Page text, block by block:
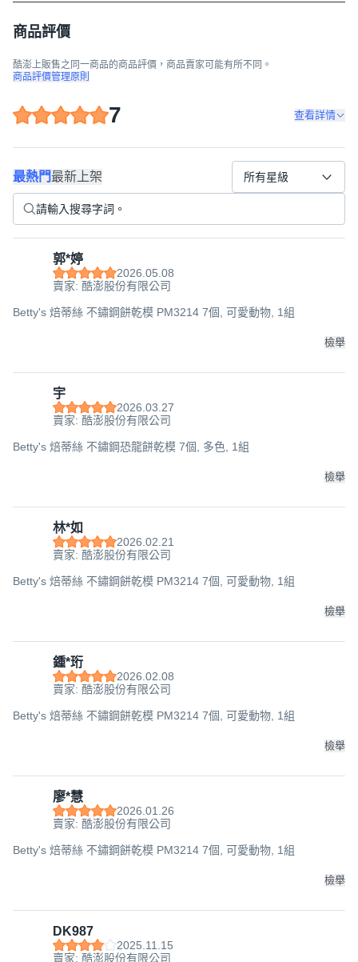
商品評價
酷澎上販售之同一商品的商品評價，商品賣家可能有所不同。
商品評價管理原則
7 查看詳情
最熱門最新上架 所有星級
郭*婷
2026.05.08
賣家: 酷澎股份有限公司
Betty's 焙蒂絲 不鏽鋼餅乾模 PM3214 7個, 可愛動物, 1組
檢舉
宇
2026.03.27
賣家: 酷澎股份有限公司
Betty's 焙蒂絲 不鏽鋼恐龍餅乾模 7個, 多色, 1組
檢舉
林*如
2026.02.21
賣家: 酷澎股份有限公司
Betty's 焙蒂絲 不鏽鋼餅乾模 PM3214 7個, 可愛動物, 1組
檢舉
鍾*珩
2026.02.08
賣家: 酷澎股份有限公司
Betty's 焙蒂絲 不鏽鋼餅乾模 PM3214 7個, 可愛動物, 1組
檢舉
廖*慧
2026.01.26
賣家: 酷澎股份有限公司
Betty's 焙蒂絲 不鏽鋼餅乾模 PM3214 7個, 可愛動物, 1組
檢舉
DK987
2025.11.15
賣家: 酷澎股份有限公司